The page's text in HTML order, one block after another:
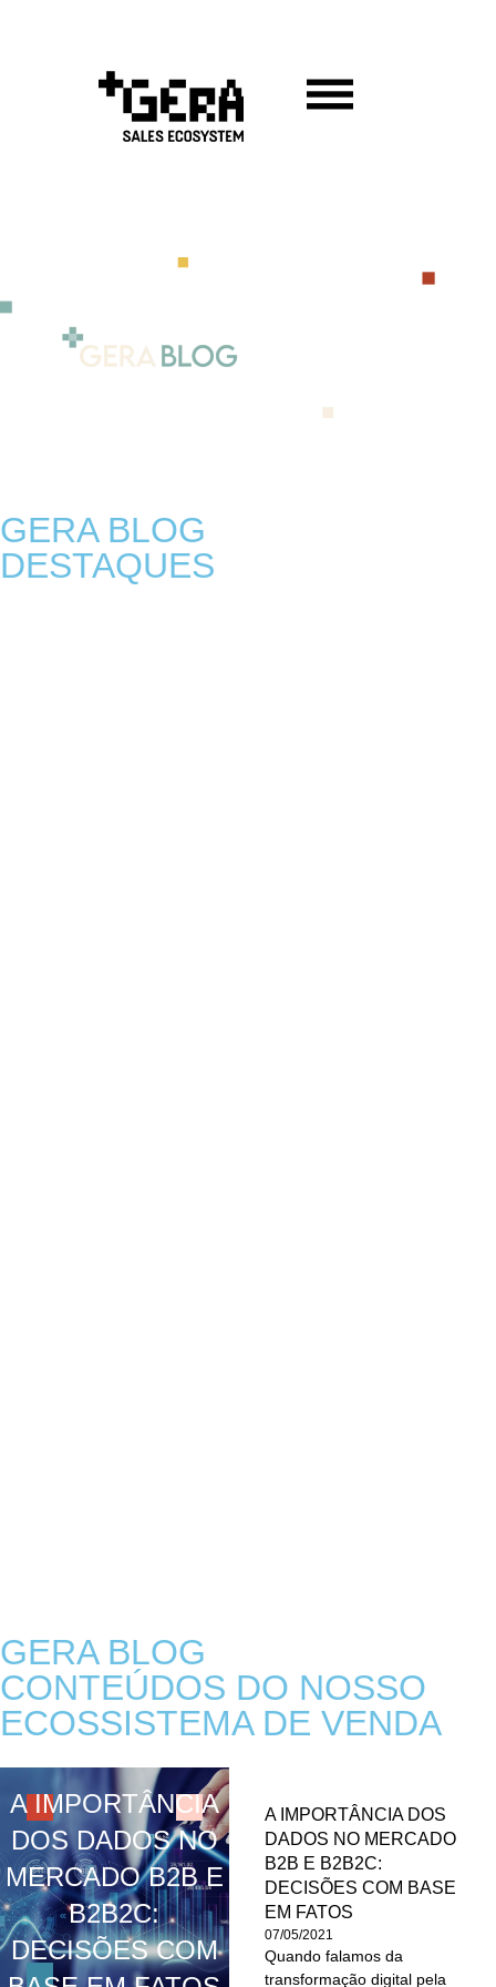
GERA BLOG
DESTAQUES
GERA BLOG
CONTEÚDOS DO NOSSO
ECOSSISTEMA DE VENDA
A IMPORTÂNCIA
DOS DADOS NO
MERCADO B2B E
B2B2C:
DECISÕES COM
A IMPORTÂNCIA DOS
DADOS NO MERCADO
B2B E B2B2C:
DECISÕES COM BASE
EM FATOS
07/05/2021
Quando falamos da
transformação digital pela